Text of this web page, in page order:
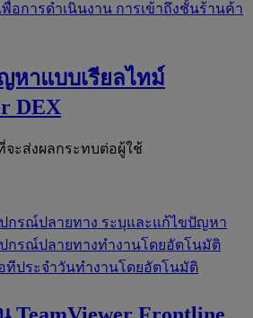
พื่อการดำเนินงาน การเข้าถึงชั้นร้านค้า
หาแบบเรียลไทม์
DEX
ะส่งผลกระทบต่อผู้ใช้
กรณ์ปลายทาง ระบุและแก้ไขปัญหา
กรณ์ปลายทางทำงานโดยอัตโนมัติ
ทีประจำวันทำงานโดยอัตโนมัติ